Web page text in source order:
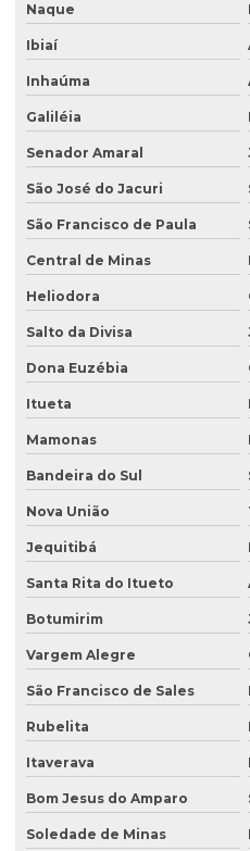
Naque
Ibiaí
Inhaúma
Galiléia
Senador Amaral
São José do Jacuri
São Francisco de Paula
Central de Minas
Heliodora
Salto da Divisa
Dona Euzébia
Itueta
Mamonas
Bandeira do Sul
Nova União
Jequitibá
Santa Rita do Itueto
Botumirim
Vargem Alegre
São Francisco de Sales
Rubelita
Itaverava
Bom Jesus do Amparo
Soledade de Minas